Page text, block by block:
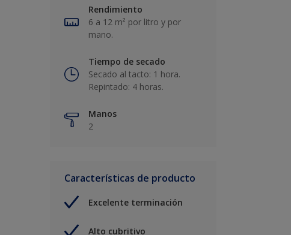
Rendimiento
6 a 12 m² por litro y por
mano.
Tiempo de secado
Secado al tacto: 1 hora.
Repintado: 4 horas.
Manos
2
Características de producto
Excelente terminación
Alto cubritivo